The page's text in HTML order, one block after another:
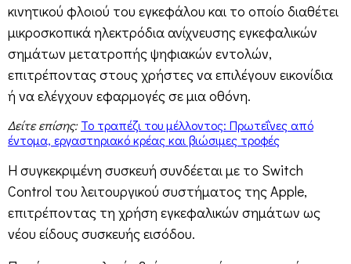
κινητικού φλοιού του εγκεφάλου και το οποίο διαθέτει
μικροσκοπικά ηλεκτρόδια ανίχνευσης εγκεφαλικών
σημάτων μετατροπής ψηφιακών εντολών,
επιτρέποντας στους χρήστες να επιλέγουν εικονίδια
ή να ελέγχουν εφαρμογές σε μια οθόνη.
Δείτε επίσης: Το τραπέζι του μέλλοντος: Πρωτεΐνες από
έντομα, εργαστηριακό κρέας και βιώσιμες τροφές
Η συγκεκριμένη συσκευή συνδέεται με το Switch
Control του λειτουργικού συστήματος της Apple,
επιτρέποντας τη χρήση εγκεφαλικών σημάτων ως
νέου είδους συσκευής εισόδου.